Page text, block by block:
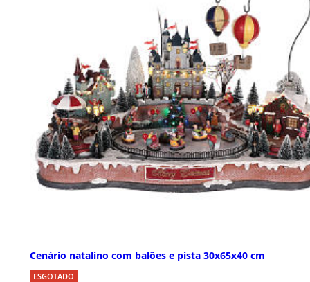
Cenário natalino com balões e pista 30x65x40 cm
ESGOTADO